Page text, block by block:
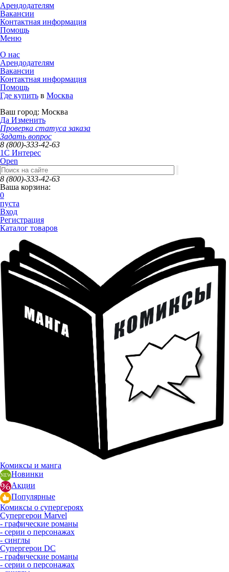
Арендодателям
Вакансии
Контактная информация
Помощь
Меню
О нас
Арендодателям
Вакансии
Контактная информация
Помощь
Где купить в Москва
Ваш город: Москва
Да Изменить
Проверка статуса заказа
Задать вопрос
8 (800)-333-42-63
1C Интерес
Open
8 (800)-333-42-63
Ваша корзина:
0
пуста
Вход
Регистрация
Каталог товаров
Комиксы и манга
Новинки
Акции
Популярные
Комиксы о супергероях
Супергерои Marvel
- графические романы
- серии о персонажах
- синглы
Супергерои DC
- графические романы
- серии о персонажах